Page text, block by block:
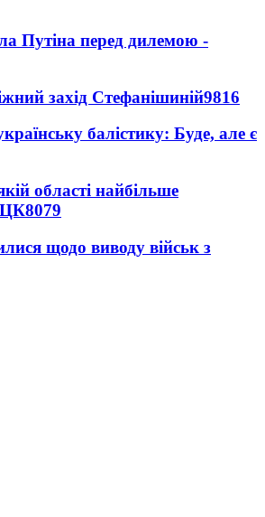
Путіна перед дилемою -
захід Стефанішиній9816
балістику: Буде, але є
області найбільше
8079
щодо виводу військ з